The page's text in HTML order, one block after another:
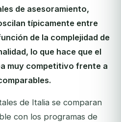
de asesoramiento,
típicamente entre
de la complejidad de
lo que hace que el
muy competitivo frente a
de Italia se comparan
con los programas de